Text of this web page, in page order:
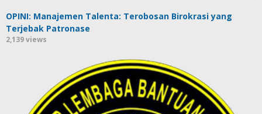
OPINI: Manajemen Talenta: Terobosan Birokrasi yang
Terjebak Patronase
2,139 views